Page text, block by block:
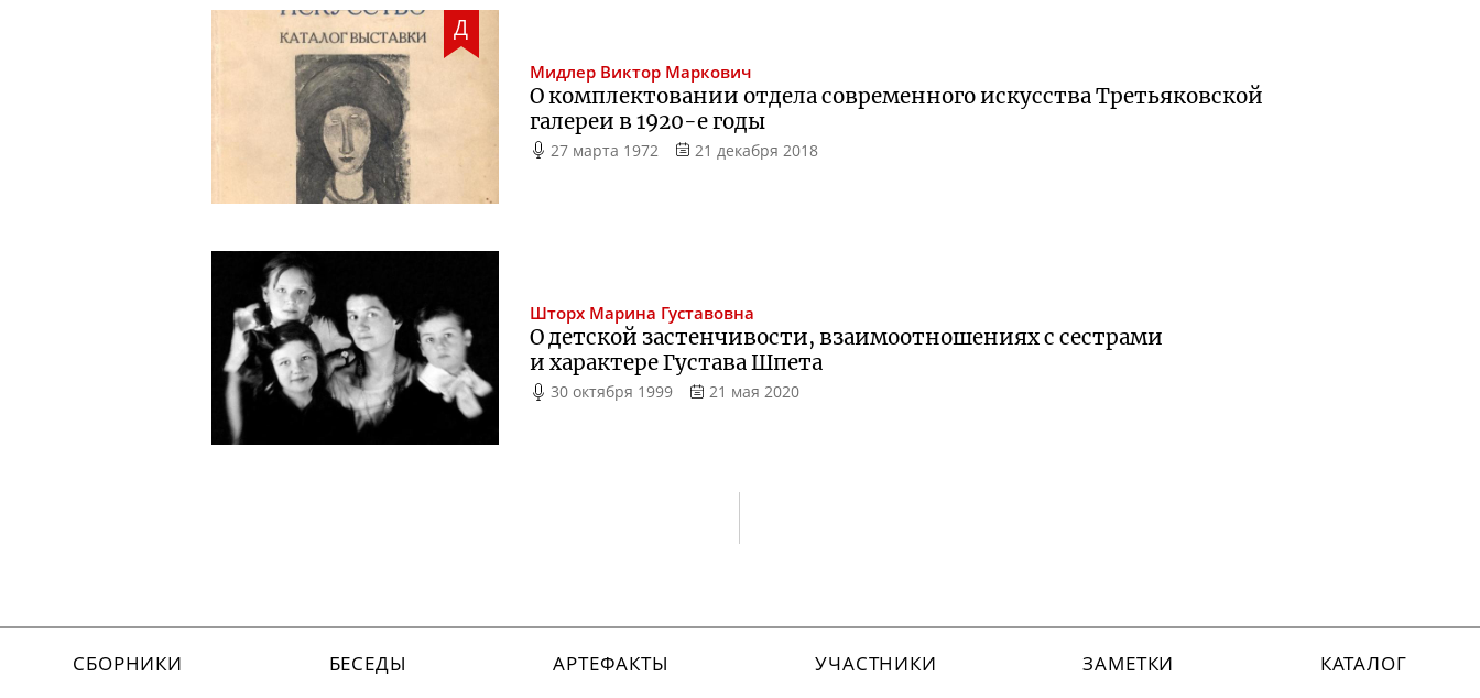
Д
Мидлер Виктор Маркович
О комплектовании отдела современного искусства Третьяковской
галереи в1920-егоды
27 марта 1972 21 декабря 2018
Шторх Марина Густавовна
О детской застенчивости, взаимоотношениях с сестрами
и характере Густава Шпета
30 октября 1999 21 мая 2020
СБОРНИКИ БЕСЕДЫ АРТЕФАКТЫ УЧАСТНИКИ ЗАМЕТКИ КАТАЛОГ